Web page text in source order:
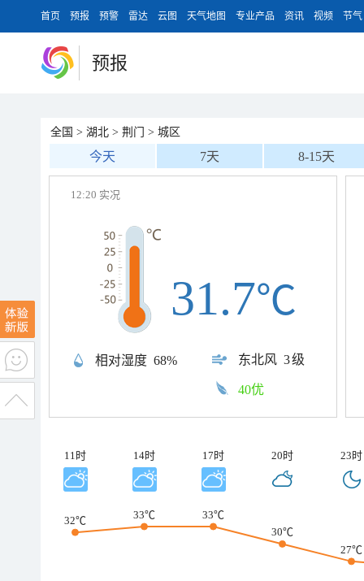
首页 预报 预警 雷达 云图 天气地图 专业产品 资讯 视频 节气
预报
全国 > 湖北 > 荆门 > 城区
今天 7天 8-15天
12:20 实况
相对湿度 68% 东北风 3级
31.7℃
40优
11时 14时 17时 20时 23时
32℃ 33℃
33℃
30℃
27℃